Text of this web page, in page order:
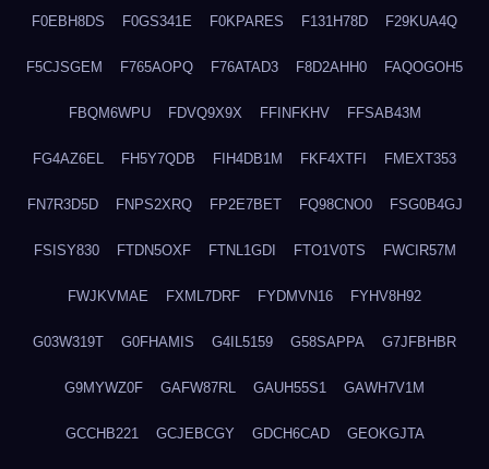
F0EBH8DS F0GS341E F0KPARES F131H78D F29KUA4Q
F5CJSGEM F765AOPQ F76ATAD3 F8D2AHH0 FAQOGOH5
FBQM6WPU FDVQ9X9X FFINFKHV FFSAB43M
FG4AZ6EL FH5Y7QDB FIH4DB1M FKF4XTFI FMEXT353
FN7R3D5D FNPS2XRQ FP2E7BET FQ98CNO0 FSG0B4GJ
FSISY830 FTDN5OXF FTNL1GDI FTO1V0TS FWCIR57M
FWJKVMAE FXML7DRF FYDMVN16 FYHV8H92
G03W319T G0FHAMIS G4IL5159 G58SAPPA G7JFBHBR
G9MYWZ0F GAFW87RL GAUH55S1 GAWH7V1M
GCCHB221 GCJEBCGY GDCH6CAD GEOKGJTA